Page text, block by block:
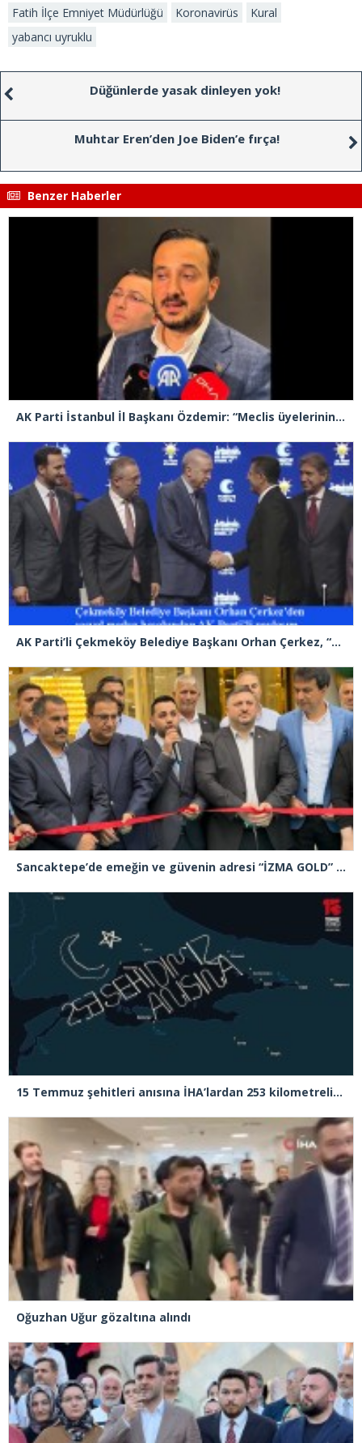
Fatih İlçe Emniyet Müdürlüğü
Koronavirüs
Kural
yabancı uyruklu
Düğünlerde yasak dinleyen yok!
Muhtar Eren’den Joe Biden’e fırça!
Benzer Haberler
AK Parti İstanbul İl Başkanı Özdemir: “Meclis üyelerinin hür iradesinin sandığa yansıması için tüm hukukçularımızla gerekli başvurumuzu yapacağız”
AK Parti’li Çekmeköy Belediye Başkanı Orhan Çerkez, “Vira Bismillah…” dedi
Sancaktepe’de emeğin ve güvenin adresi “İZMA GOLD” törenle açıldı
15 Temmuz şehitleri anısına İHA’lardan 253 kilometrelik rotada ay-yıldızlı radar izi
Oğuzhan Uğur gözaltına alındı